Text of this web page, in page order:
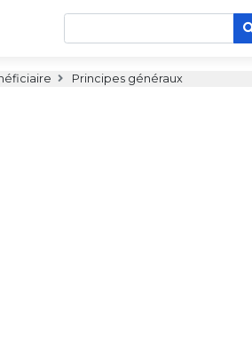
Principes généraux